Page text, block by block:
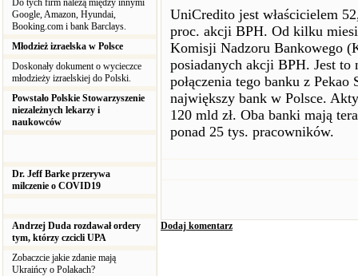
Do tych firm należą między innymi
Google, Amazon, Hyundai,
Booking.com i bank Barclays.
Młodzież izraelska w Polsce
Doskonały dokument o wycieczce
młodzieży izraelskiej do Polski.
Powstało Polskie Stowarzyszenie
niezależnych lekarzy i
naukowców
Dr. Jeff Barke przerywa
milczenie o COVID19
Andrzej Duda rozdawał ordery
tym, którzy czcicli UPA
Zobaczcie jakie zdanie mają
Ukraińcy o Polakach?
UniCredito jest właścicielem
proc. akcji BPH. Od kilku
Komisji Nadzoru Bankowego
posiadanych akcji BPH. Jest to
połączenia tego banku z
największy bank w Polsce.
120 mld zł. Oba banki mają
ponad 25 tys. pracowników.
Dodaj komentarz